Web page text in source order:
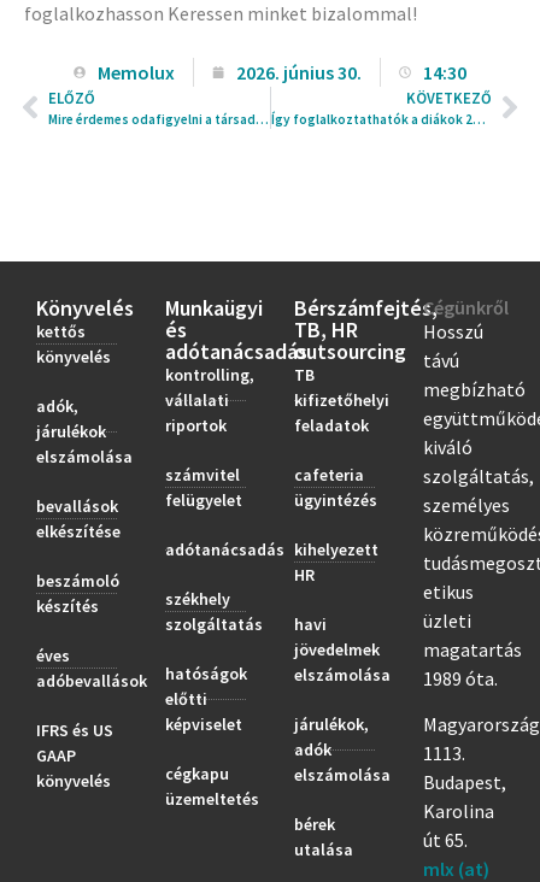
foglalkozhasson Keressen minket bizalommal!
Memolux 2026. június 30. 14:30
ELŐZŐ
Mire érdemes odafigyelni a társadalombiztosítás ügyintézése során?
KÖVETKEZŐ
Így foglalkoztathatók a diákok 2026 nyarán – a legfontosabb tudnivalók munkáltatóknak
Könyvelés
kettős
könyvelés
adók,
járulékok
elszámolása
bevallások
elkészítése
beszámoló
készítés
éves
adóbevallások
IFRS és US
GAAP
könyvelés
Munkaügyi
és
adótanácsadás
kontrolling,
vállalati
riportok
számvitel
felügyelet
adótanácsadás
székhely
szolgáltatás
hatóságok
előtti
képviselet
cégkapu
üzemeltetés
Bérszámfejtés,
TB, HR
outsourcing
TB
kifizetőhelyi
feladatok
cafeteria
ügyintézés
kihelyezett
HR
havi
jövedelmek
elszámolása
járulékok,
adók
elszámolása
bérek
utalása
Cégünkről
Hosszú
távú
megbízható
kiváló
szolgáltatás,
személyes
etikus
üzleti
magatartás
1989 óta.
1113.
Budapest,
Karolina
út 65.
mlx (at)